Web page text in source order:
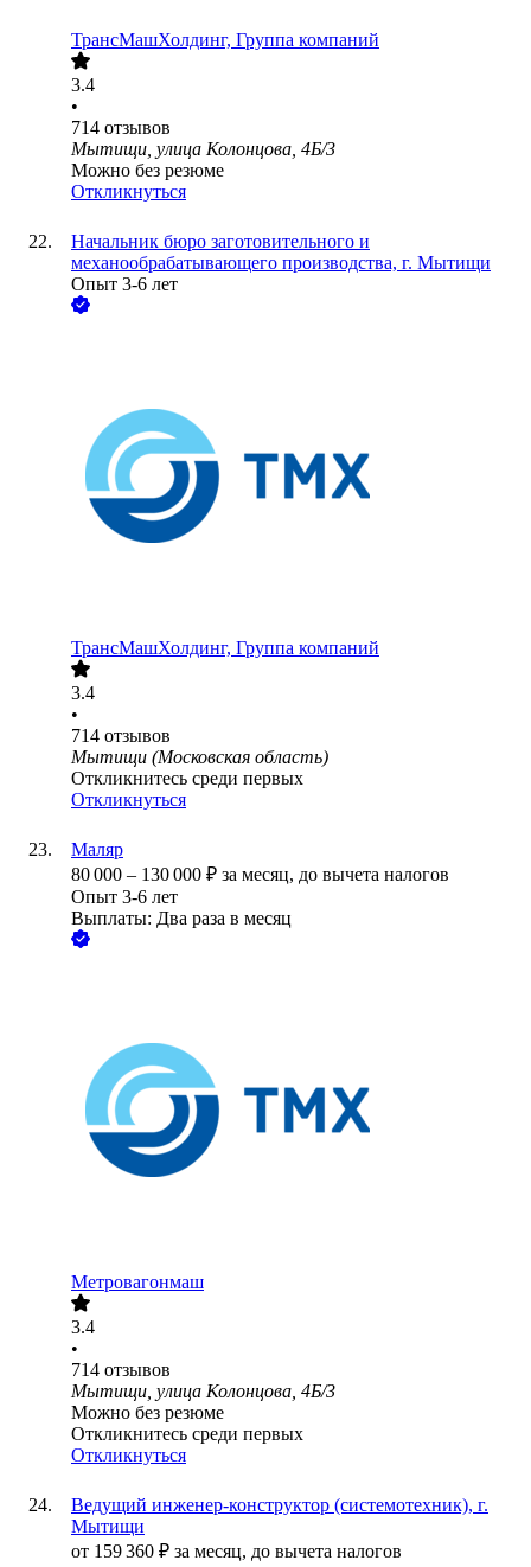
ТрансМашХолдинг, Группа компаний
3.4
•
714 отзывов
Мытищи, улица Колонцова, 4Б/3
Можно без резюме
Откликнуться
Начальник бюро заготовительного и
механообрабатывающего производства, г. Мытищи
Опыт 3-6 лет
ТрансМашХолдинг, Группа компаний
3.4
•
714 отзывов
Мытищи (Московская область)
Откликнитесь среди первых
Откликнуться
Маляр
80 000 – 130 000 ₽ за месяц, до вычета налогов
Опыт 3-6 лет
Выплаты: Два раза в месяц
Метровагонмаш
3.4
•
714 отзывов
Мытищи, улица Колонцова, 4Б/3
Можно без резюме
Откликнитесь среди первых
Откликнуться
Ведущий инженер-конструктор (системотехник), г.
Мытищи
от 159 360 ₽ за месяц, до вычета налогов